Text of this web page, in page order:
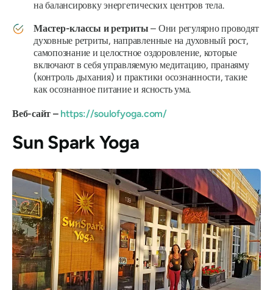
на балансировку энергетических центров тела.
Мастер-классы и ретриты – Они регулярно проводят
духовные ретриты, направленные на духовный рост,
самопознание и целостное оздоровление, которые
включают в себя управляемую медитацию, пранаяму
(контроль дыхания) и практики осознанности, такие
как осознанное питание и ясность ума.
Веб-сайт – https://soulofyoga.com/
Sun Spark Yoga